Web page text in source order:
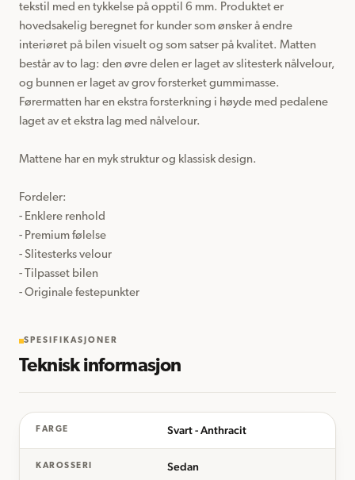
tekstil med en tykkelse på opptil 6 mm. Produktet er
hovedsakelig beregnet for kunder som ønsker å endre
interiøret på bilen visuelt og som satser på kvalitet. Matten
består av to lag: den øvre delen er laget av slitesterk nålvelour,
og bunnen er laget av grov forsterket gummimasse.
Førermatten har en ekstra forsterkning i høyde med pedalene
laget av et ekstra lag med nålvelour.
Mattene har en myk struktur og klassisk design.
Fordeler:
- Enklere renhold
- Premium følelse
- Slitesterks velour
- Tilpasset bilen
- Originale festepunkter
SPESIFIKASJONER
Teknisk informasjon
FARGE Svart - Anthracit
KAROSSERI Sedan